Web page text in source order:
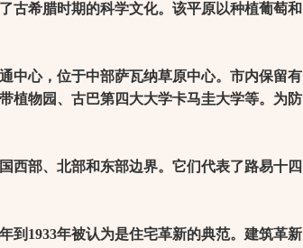
古希腊时期的科学文化。该平原以种植葡萄和
心，位于中部萨瓦纳草原中心。市内保留有
植物园、古巴第四大大学卡马圭大学等。为防
部、北部和东部边界。它们代表了路易十四
1933年被认为是住宅革新的典范。建筑革新